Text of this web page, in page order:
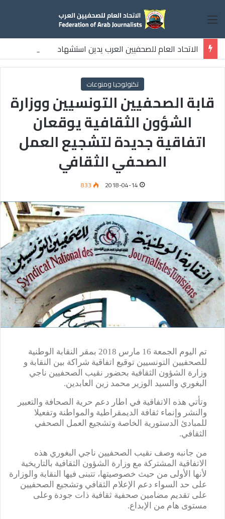
القائمة
الاتحاد العام للصحفيين العرب يدين استشهاد
ثلاثة صحفيين فلسطينيين باستهداف إسرائيلي وسط قطاع غزة
تكنولوجيا ومنوعات
قابة الصحفيين التونسيين ووزارة
الشؤون الثقافية يوقعان
اتفاقية جديدة لتشجيع العمل
الصحفي الثقافي
2018-04-14
833
تم اليوم الجمعة 16 مارس 2018 بمقر النقابة الوطنية
للصحفيين التونسيين توقيع اتفاقية شراكة بين النقابة و
وزارة الشؤون الثقافية بحضور نقيب الصحفيين ناجي
البغوري والسيد الوزير محمد زين العابدين.
وتأتي هذه الاتفاقية في اطار دعم حرية الصحافة والتعبير
والنشر وإنماء ثقافة الديمقراطية والمواطنة وتفعيلا
للمبادئ الدستورية الخاصة وتشجيع العمل الصحفي
الثقافي.
من جانبه وصف نقيب الصحفيين ناجي البغوري هذه
الاتفاقية المشتركة مع وزارة الشؤون الثقافية بالتاريخية
لأنها الأولى من حيث خصوصيتها، تتبنى فيها النقابة والوزارة
على حد السواء دعم الإعلام الثقافي وتشجيع الصحفيين
على تقديم مضامين صحفية ثقافية ذات جودة وعلى
مستوى هام من الإبداع.